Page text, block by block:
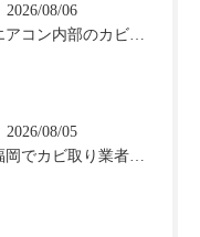
2026/08/06
2026/08/05